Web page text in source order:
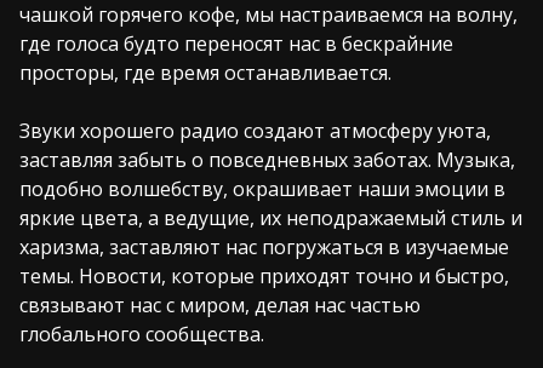
чашкой горячего кофе, мы настраиваемся на волну,
где голоса будто переносят нас в бескрайние
просторы, где время останавливается.
Звуки хорошего радио создают атмосферу уюта,
заставляя забыть о повседневных заботах. Музыка,
подобно волшебству, окрашивает наши эмоции в
яркие цвета, а ведущие, их неподражаемый стиль и
харизма, заставляют нас погружаться в изучаемые
темы. Новости, которые приходят точно и быстро,
связывают нас с миром, делая нас частью
глобального сообщества.